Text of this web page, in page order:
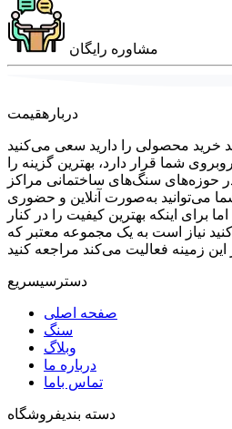
مشاوره رایگان
دربارهقیمت
محصولی را دارید سعی می‌کنید
شما قرار دارد، بهترین گزینه را
در حوزه‌های سنگ‌های ساختمانی مراکز
می‌توانید به‌صورت آنلاین و حضوری
برای اینکه بهترین کیفیت را در کنار
نیاز است به یک مجموعه معتبر که
دسترسیسریع
صفحه اصلی
سنگ
وبلاگ
درباره ما
تماس باما
دسته بندیفروشگاه